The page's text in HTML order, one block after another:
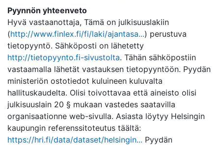
Pyynnön yhteenveto
Hyvä vastaanottaja, Tämä on julkisuuslakiin
(http://www.finlex.fi/fi/laki/ajantasa...) perustuva
tietopyyntö. Sähköposti on lähetetty
http://tietopyynto.fi-sivustolta. Tähän sähköpostiin
vastaamalla lähetät vastauksen tietopyyntöön. Pyydän
ministeriön ostotiedot kuluineen kuluvalta
hallituskaudelta. Olisi toivottavaa että aineisto olisi
julkisuuslain 20 § mukaan vastedes saatavilla
organisaationne web-sivulla. Asiasta löytyy Helsingin
kaupungin referenssitoteutus täältä:
https://hri.fi/data/dataset/helsingin... Pyydän